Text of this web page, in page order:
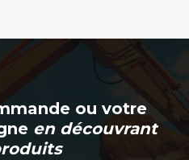
ou votre
en découvrant